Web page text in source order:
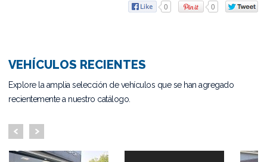
0 0
VEHÍCULOS RECIENTES
Explore la amplia selección de vehículos que se han agregado
recientemente a nuestro catálogo.